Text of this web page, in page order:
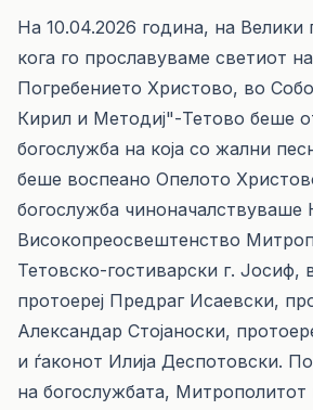
На 10.04.2026 година, на Велики
кога го прославуваме светиот
Погребението Христово, во
Кирил и Методиј"-Тетово беше
богослужба на која со жални
беше воспеано Опелото
богослужба чиноначалствуваше
Високопреосвештенство
Тетовско-гостиварски г. Јосиф,
протоереј Предраг Исаевски,
Александар Стојаноски,
и ѓаконот Илија Деспотовски.
на богослужбата, Митрополитот